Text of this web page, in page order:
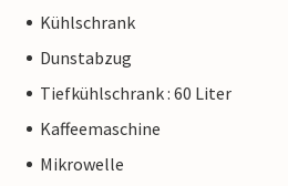
Kühlschrank
Dunstabzug
Tiefkühlschrank : 60 Liter
Kaffeemaschine
Mikrowelle